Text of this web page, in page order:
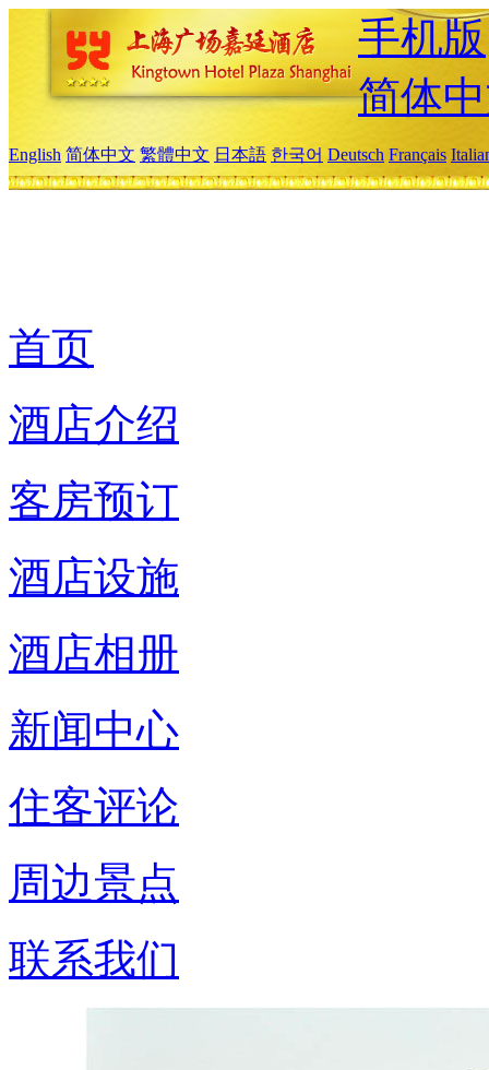
手机版
简体
English 简体中文 繁體中文 日本語 한국어 Deutsch Français
首页
酒店介绍
客房预订
酒店设施
酒店相册
新闻中心
住客评论
周边景点
联系我们